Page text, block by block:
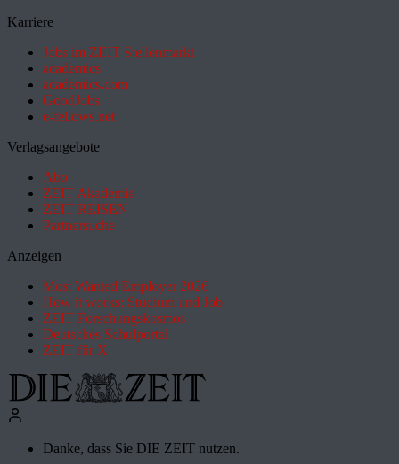
Karriere
Jobs im ZEIT Stellenmarkt
academics
academics.com
GoodJobs
e-fellows.net
Verlagsangebote
Abo
ZEIT Akademie
ZEIT REISEN
Partnersuche
Anzeigen
Most Wanted Employer 2026
How it works: Studium und Job
ZEIT Forschungskosmos
Deutsches Schulportal
ZEIT für X
Danke, dass Sie DIE ZEIT nutzen.